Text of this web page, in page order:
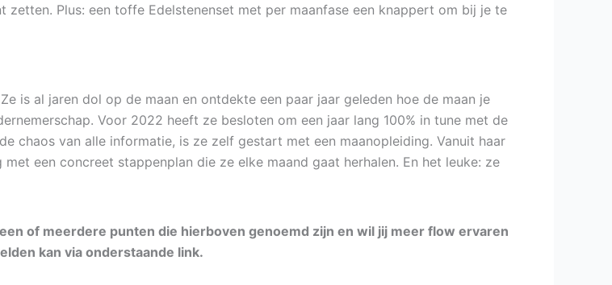
Plus: een toffe Edelstenenset met per maanfase een knappert om bij je te
is al jaren dol op de maan en ontdekte een paar jaar geleden hoe de maan je
Voor 2022 heeft ze besloten om een jaar lang 100% in tune met de
chaos van alle informatie, is ze zelf gestart met een maanopleiding. Vanuit haar
een concreet stappenplan die ze elke maand gaat herhalen. En het leuke: ze
of meerdere punten die hierboven genoemd zijn en wil jij meer flow ervaren
kan via onderstaande link.